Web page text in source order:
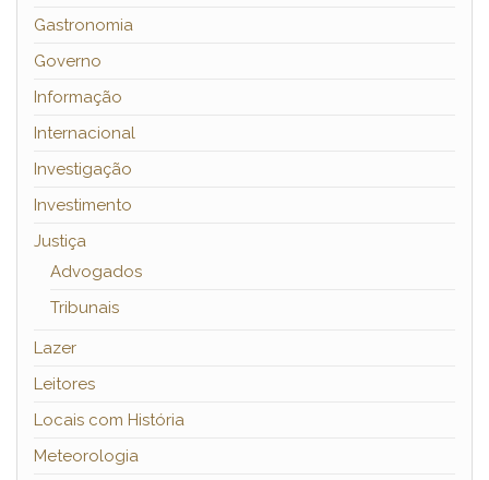
Gastronomia
Governo
Informação
Internacional
Investigação
Investimento
Justiça
Advogados
Tribunais
Lazer
Leitores
Locais com História
Meteorologia